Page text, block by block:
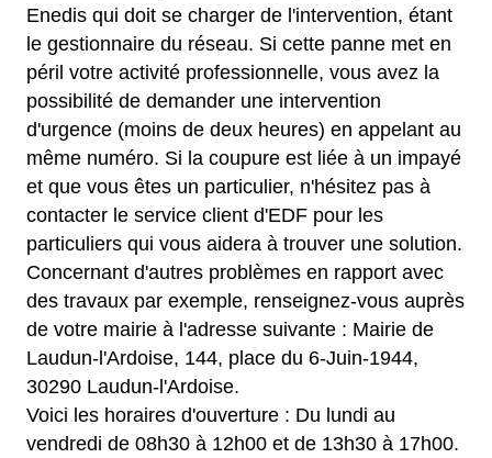
Enedis qui doit se charger de l'intervention, étant
le gestionnaire du réseau. Si cette panne met en
péril votre activité professionnelle, vous avez la
possibilité de demander une intervention
d'urgence (moins de deux heures) en appelant au
même numéro. Si la coupure est liée à un impayé
et que vous êtes un particulier, n'hésitez pas à
contacter le service client d'EDF pour les
particuliers qui vous aidera à trouver une solution.
Concernant d'autres problèmes en rapport avec
des travaux par exemple, renseignez-vous auprès
de votre mairie à l'adresse suivante : Mairie de
Laudun-l'Ardoise, 144, place du 6-Juin-1944,
30290 Laudun-l'Ardoise.
Voici les horaires d'ouverture : Du lundi au
vendredi de 08h30 à 12h00 et de 13h30 à 17h00.